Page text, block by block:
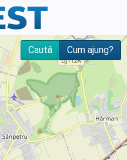
Caută Cum ajung?